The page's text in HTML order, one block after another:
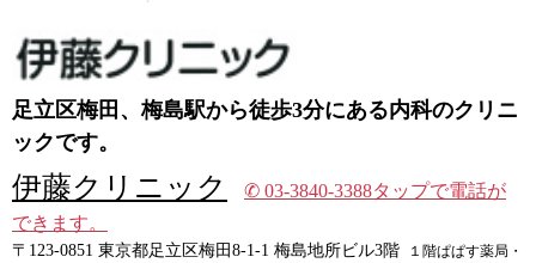
足立区梅田、梅島駅から徒歩3分にある内科のクリニ
ックです。
伊藤クリニック
✆ 03-3840-3388タップで電話が
できます。
〒123-0851 東京都足立区梅田8-1-1 梅島地所ビル3階
１階ぱぱす薬局・